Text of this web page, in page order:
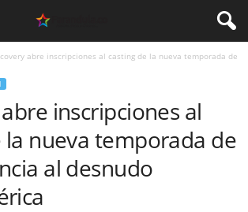
abre inscripciones al casting de la nueva temporada de
inscripciones al
la nueva temporada de
al desnudo